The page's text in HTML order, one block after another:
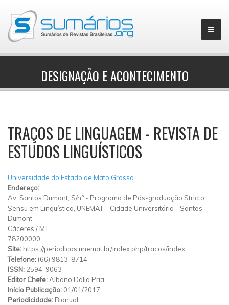
▼
DESIGNAÇÃO E ACONTECIMENTO
TRAÇOS DE LINGUAGEM - REVISTA DE
ESTUDOS LINGUÍSTICOS
Universidade do Estado de Mato Grosso
Endereço:
Av. Santos Dumont, S/n° - Programa de Pós-graduação Stricto
Sensu em Linguística, UNEMAT – Cidade Universitária - Santos
Dumont
Cáceres / MT
78200000
Site: https://periodicos.unemat.br/index.php/tracos/index
Telefone: (66) 9813-8714
ISSN: 2594-9063
Editor Chefe:Albano Dalla Pria
Início Publicação: 01/01/2017
Periodicidade: Bianual